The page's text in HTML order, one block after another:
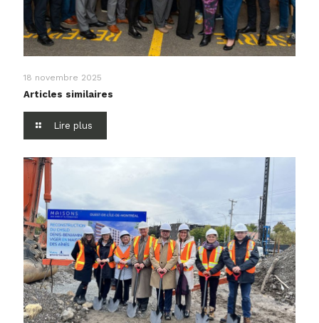
18 novembre 2025
Articles similaires
Lire plus